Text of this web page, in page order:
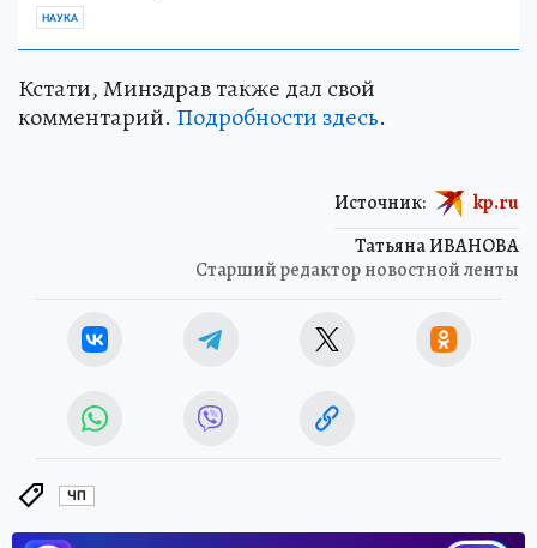
НАУКА
Кстати, Минздрав также дал свой
комментарий. Подробности здесь.
Татьяна ИВАНОВА
Старший редактор новостной ленты
Источник: kp.ru
ЧП